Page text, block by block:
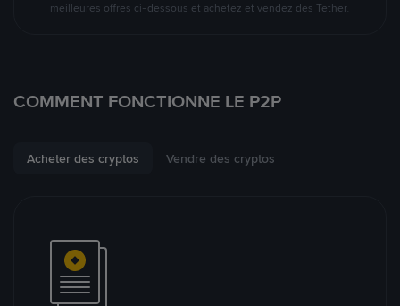
meilleures offres ci-dessous et achetez et vendez des Tether.
COMMENT FONCTIONNE LE P2P
Acheter des cryptos Vendre des cryptos